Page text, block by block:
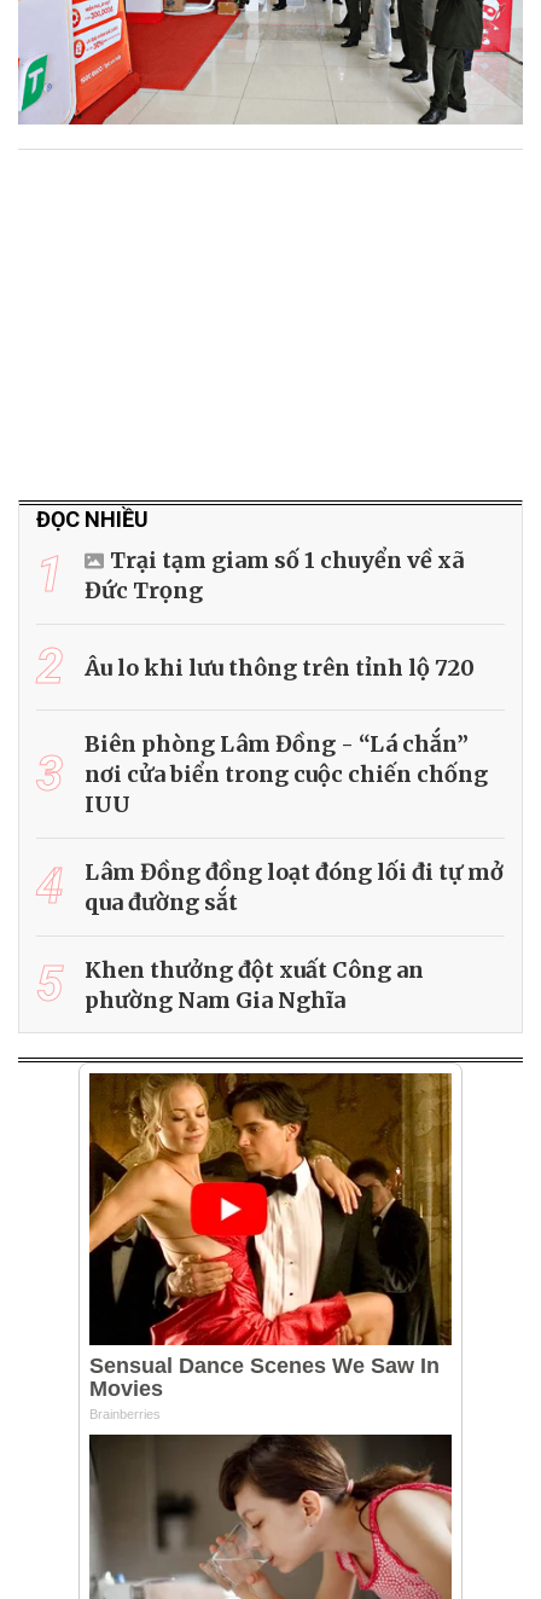
ĐỌC NHIỀU
1
Trại tạm giam số 1 chuyển về xã
Đức Trọng
2 Âu lo khi lưu thông trên tỉnh lộ 720
3
Biên phòng Lâm Đồng - “Lá chắn”
nơi cửa biển trong cuộc chiến chống
IUU
4
Lâm Đồng đồng loạt đóng lối đi tự mở
qua đường sắt
5
Khen thưởng đột xuất Công an
phường Nam Gia Nghĩa